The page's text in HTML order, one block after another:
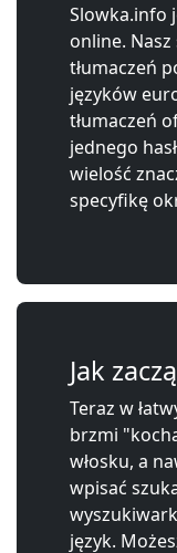
Slowka.info
online.
tłumaczeń
języków
tłumaczeń
jednego
wielość
specyfikę
Jak
Teraz w
brzmi
włosku, a
wpisać
język.